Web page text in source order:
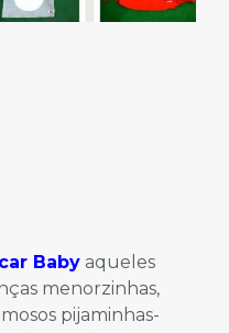
Baby aqueles
menorzinhas,
pijaminhas-